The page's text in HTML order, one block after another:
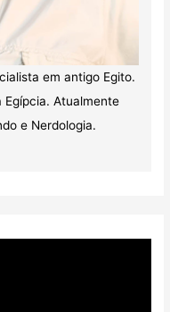
em antigo Egito.
Egípcia. Atualmente
e Nerdologia.